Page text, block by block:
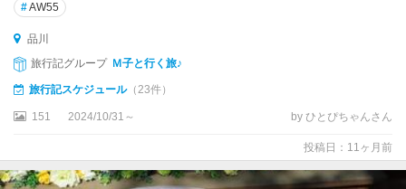
場
橋
・
留
葛
飾
#AW55
品川
旅行記グループ Ｍ子と行く旅♪
旅行記スケジュール（23件）
151 2024/10/31～ by ひとぴちゃんさん
投稿日：11ヶ月前